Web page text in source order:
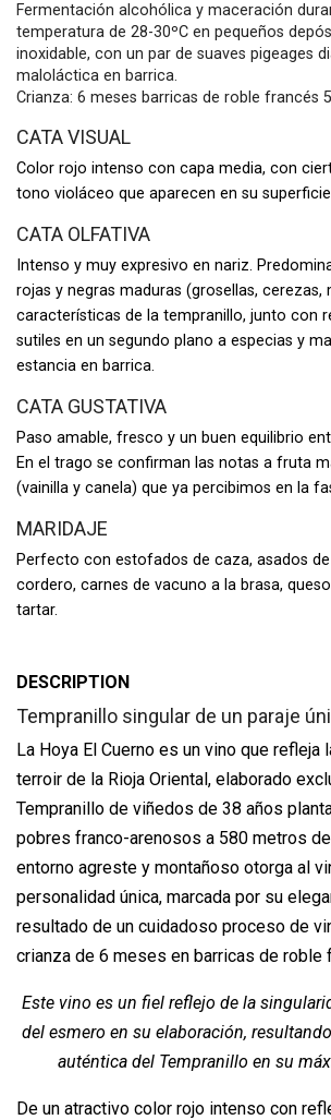
Fermentación alcohólica y maceración
temperatura de 28-30ºC en pequeños
inoxidable, con un par de suaves pigeages
maloláctica en barrica.
Crianza: 6 meses barricas de roble francés
CATA VISUAL
Color rojo intenso con capa media, con
tono violáceo que aparecen en su
CATA OLFATIVA
Intenso y muy expresivo en nariz.
rojas y negras maduras (grosellas, cerezas,
características de la tempranillo, junto con
sutiles en un segundo plano a especias y
estancia en barrica.
CATA GUSTATIVA
Paso amable, fresco y un buen equilibrio
En el trago se confirman las notas a fruta
(vainilla y canela) que ya percibimos en la
MARIDAJE
Perfecto con estofados de caza, asados
cordero, carnes de vacuno a la brasa,
tartar.
DESCRIPTION
Tempranillo singular de un paraje
La Hoya El Cuerno es un vino que refleja
terroir de la Rioja Oriental, elaborado
Tempranillo de viñedos de 38 años
pobres franco-arenosos a 580 metros
entorno agreste y montañoso otorga al
personalidad única, marcada por su
resultado de un cuidadoso proceso de
crianza de 6 meses en barricas de roble
Este vino es un fiel reflejo de la
del esmero en su elaboración,
auténtica del Tempranillo en su
De un atractivo color rojo intenso con